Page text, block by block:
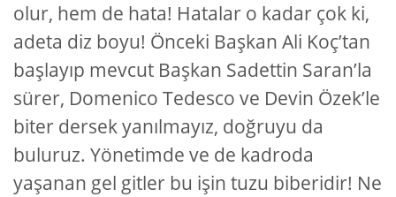
olur, hem de hata! Hatalar o kadar çok ki,
adeta diz boyu! Önceki Başkan Ali Koç’tan
başlayıp mevcut Başkan Sadettin Saran’la
sürer, Domenico Tedesco ve Devin Özek’le
biter dersek yanılmayız, doğruyu da
buluruz. Yönetimde ve de kadroda
yaşanan gel gitler bu işin tuzu biberidir! Ne